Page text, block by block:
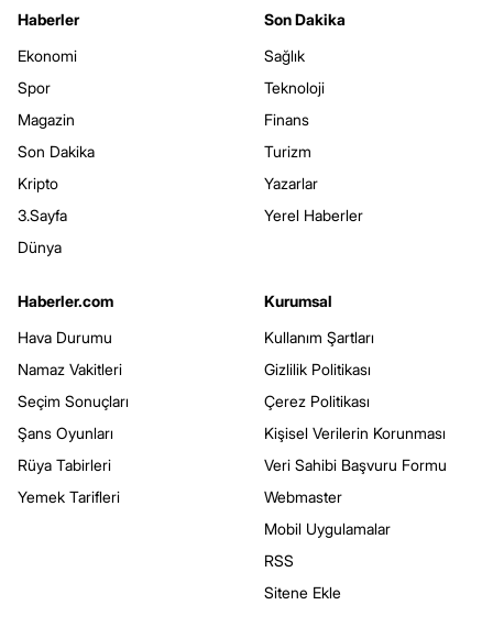
Haberler
Ekonomi
Spor
Magazin
Son Dakika
Kripto
3.Sayfa
Dünya
Son Dakika
Sağlık
Teknoloji
Finans
Turizm
Yazarlar
Yerel Haberler
Haberler.com
Hava Durumu
Namaz Vakitleri
Seçim Sonuçları
Şans Oyunları
Rüya Tabirleri
Yemek Tarifleri
Kurumsal
Kullanım Şartları
Gizlilik Politikası
Çerez Politikası
Kişisel Verilerin Korunması
Veri Sahibi Başvuru Formu
Webmaster
Mobil Uygulamalar
RSS
Sitene Ekle